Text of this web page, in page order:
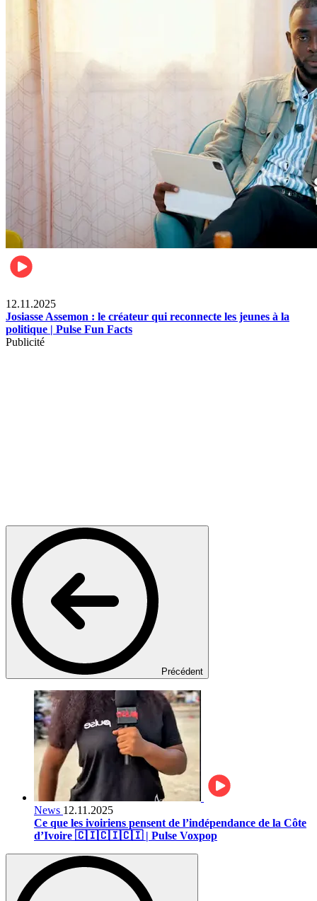
12.11.2025
Josiasse Assemon : le créateur qui reconnecte les jeunes à la
politique | Pulse Fun Facts
Publicité
Précédent
News 12.11.2025
Ce que les ivoiriens pensent de l’indépendance de la Côte
d’Ivoire 🇨🇮🇨🇮🇨🇮 | Pulse Voxpop